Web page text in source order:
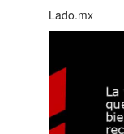
Lado.mx